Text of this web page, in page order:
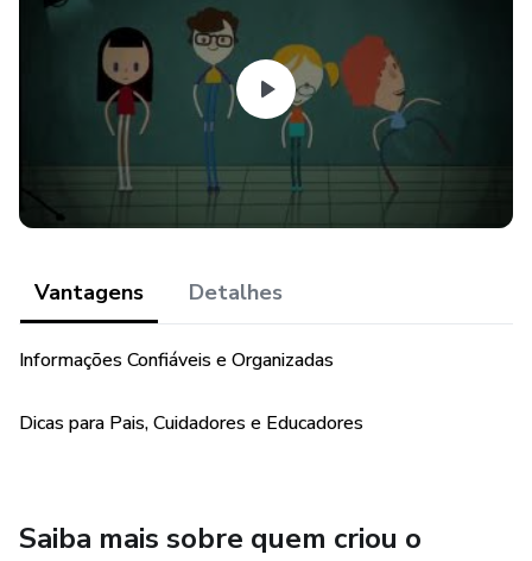
Vantagens Detalhes
Informações Confiáveis ​​e Organizadas
Dicas para Pais, Cuidadores e Educadores
Saiba mais sobre quem criou o